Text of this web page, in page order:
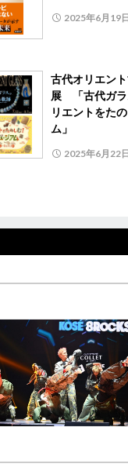
2025年6月19
古代オリエン
展 「古代ガラ
リエントをた
ム」
2025年6月22